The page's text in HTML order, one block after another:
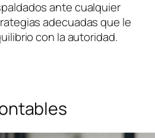
ante cualquier
adecuadas que le
con la autoridad.